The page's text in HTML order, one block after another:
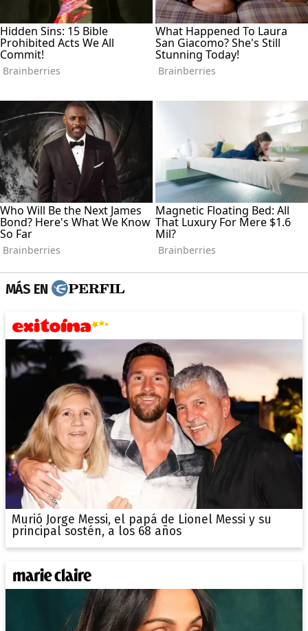
MÁS EN
Murió Jorge Messi, el papá de Lionel Messi y su
principal sostén, a los 68 años